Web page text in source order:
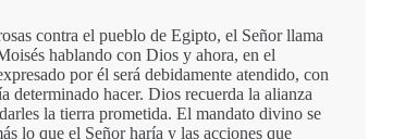
contra el pueblo de Egipto, el Señor llama
hablando con Dios y ahora, en el
por él será debidamente atendido, con
determinado hacer. Dios recuerda la alianza
la tierra prometida. El mandato divino se
lo que el Señor haría y las acciones que